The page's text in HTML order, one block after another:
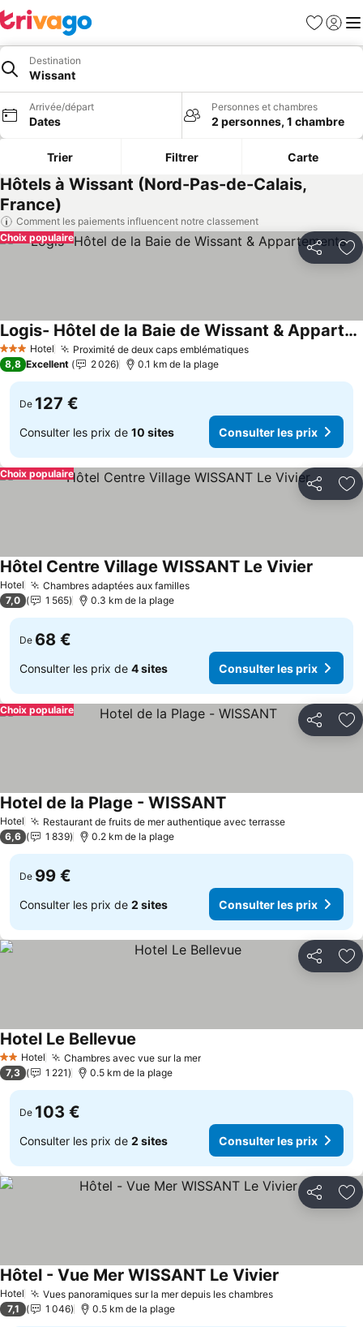
Favoris
Se
Destination
Wissant
Arrivée/départ
Dates
Personnes et chambres
2 personnes, 1 chambre
Trier Filtrer Carte
Hôtels à Wissant (Nord-Pas-de-Calais,
France)
Comment les paiements influencent notre classement
Partager
Choix populaire
3 ÉtoilesHotel Proximité de deux caps emblématiquesConsulter les prix
Logis- Hôtel de la Baie de Wissant & Appartements
Consulter les prix
8,8 Excellent 2 026 0.1 km de la plage
De 127 €
Consulter les prix de 10 sites Consulter les prix
Partager
Choix populaire
Hotel Chambres adaptées aux famillesConsulter les prix
Hôtel Centre Village WISSANT Le Vivier
7,0 1 565 0.3 km de la plage
De 68 €
Consulter les prix de 4 sites Consulter les prix
Partager
Choix populaire
Hotel Restaurant de fruits de mer authentique avec terrasseConsulter
Hotel de la Plage - WISSANT
6,6 1 839 0.2 km de la plage
De 99 €
Consulter les prix de 2 sites Consulter les prix
Partager
2 Étoiles
Hotel Chambres avec vue sur la merConsulter les prix
Hotel Le Bellevue
7,3 1 221 0.5 km de la plage
De 103 €
Consulter les prix de 2 sites Consulter les prix
Partager
Hotel Vues panoramiques sur la mer depuis les chambresConsulter les
Hôtel - Vue Mer WISSANT Le Vivier
7,1 1 046 0.5 km de la plage